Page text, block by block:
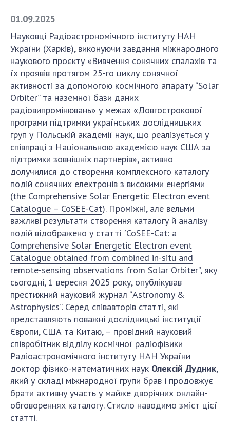
Президія НАН України
Апарат Президії
Секція фізико-технічних і математичних
наук
Секція хімічних і біологічних наук
Секція суспільних і гуманітарних наук
Установи при Президії
Ради, комітети та комісії
Наукові центри МОН та НАН України
Громадські організації
ДІЯЛЬНІСТЬ
Засідання Президії НАН України
Сесії Загальних зборів НАН України
Річні звіти НАН України
Річні фінансові звіти НАН України
Наукові публікації та видавнича діяльність
Охорона прав інтелектуальної власності та
трансфер технологій в наукових установах
Наукові об'єкти, що становлять національне
надбання
Центри колективного користування
науковими приладами НАН України
Оцінювання ефективності діяльності
01.09.2025
Науковці Радіоастрономічного інституту НАН
України (Харків), виконуючи завдання міжнародного
наукового проєкту «Вивчення сонячних спалахів та
їх проявів протягом 25-го циклу сонячної
активності за допомогою космічного апарату “Solar
Orbiter” та наземної бази даних
радіовипромінювань» у межах «Довгострокової
програми підтримки українських дослідницьких
груп у Польській академії наук, що реалізується у
співпраці з Національною академією наук США за
підтримки зовнішніх партнерів», активно
долучилися до створення комплексного каталогу
подій сонячних електронів з високими енергіями
(the Comprehensive Solar Energetic Electron event
Catalogue – CoSEE-Cat). Проміжні, але вельми
важливі результати створення каталогу й аналізу
подій відображено у статті “CoSEE-Cat: a
Comprehensive Solar Energetic Electron event
Catalogue obtained from combined in-situ and
remote-sensing observations from Solar Orbiter”, яку
сьогодні, 1 вересня 2025 року, опублікував
престижний науковий журнал “Astronomy &
Astrophysics”. Серед співавторів статті, які
представляють поважні дослідницькі інституції
Європи, США та Китаю, – провідний науковий
співробітник відділу космічної радіофізики
Радіоастрономічного інституту НАН України
доктор фізико-математичних наук Олексій Дудник,
який у складі міжнародної групи брав і продовжує
брати активну участь у майже дворічних онлайн-
обговореннях каталогу. Стисло наводимо зміст цієї
статті.